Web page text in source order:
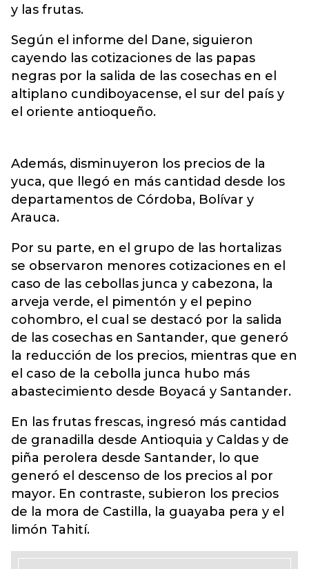
y las frutas.
Según el informe del Dane, siguieron
cayendo las cotizaciones de las papas
negras por la salida de las cosechas en el
altiplano cundiboyacense, el sur del país y
el oriente antioqueño.
Además, disminuyeron los precios de la
yuca, que llegó en más cantidad desde los
departamentos de Córdoba, Bolívar y
Arauca.
Por su parte, en el grupo de las hortalizas
se observaron menores cotizaciones en el
caso de las cebollas junca y cabezona, la
arveja verde, el pimentón y el pepino
cohombro, el cual se destacó por la salida
de las cosechas en Santander, que generó
la reducción de los precios, mientras que en
el caso de la cebolla junca hubo más
abastecimiento desde Boyacá y Santander.
En las frutas frescas, ingresó más cantidad
de granadilla desde Antioquia y Caldas y de
piña perolera desde Santander, lo que
generó el descenso de los precios al por
mayor. En contraste, subieron los precios
de la mora de Castilla, la guayaba pera y el
limón Tahití.